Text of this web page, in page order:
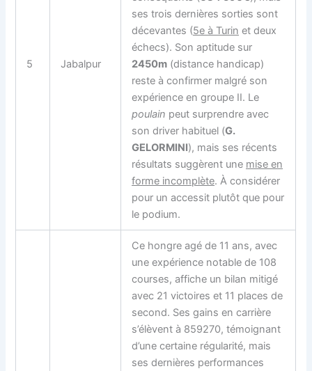
5 Jabalpur
ses trois dernières sorties sont
décevantes (5e à Turin et deux
échecs). Son aptitude sur
2450m (distance handicap)
reste à confirmer malgré son
expérience en groupe II. Le
poulain peut surprendre avec
son driver habituel (G.
GELORMINI), mais ses récents
résultats suggèrent une mise en
forme incomplète. À considérer
pour un accessit plutôt que pour
le podium.
Ce hongre agé de 11 ans, avec
une expérience notable de 108
courses, affiche un bilan mitigé
avec 21 victoires et 11 places de
second. Ses gains en carrière
s’élèvent à 859270, témoignant
d’une certaine régularité, mais
ses dernières performances